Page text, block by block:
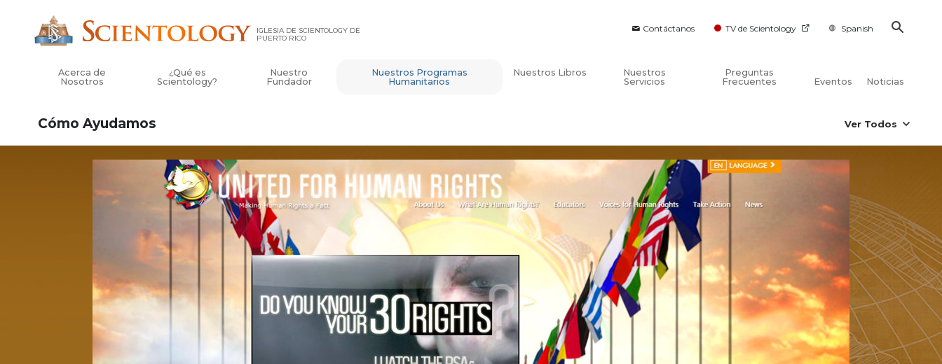
Contáctanos TV de Scientology Spanish
IGLESIA DE SCIENTOLOGY DE
PUERTO RICO
Acerca de
Nosotros
¿Qué es
Scientology?
Nuestro
Fundador
Nuestros Programas
Humanitarios
Nuestros Libros
Nuestros
Servicios
Preguntas
Frecuentes
Eventos Noticias
Cómo Ayudamos Ver Todos